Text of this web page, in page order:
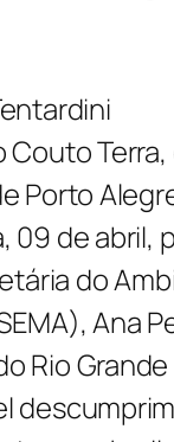
Terra,
Porto
09 de abril,
do
Ana
Rio